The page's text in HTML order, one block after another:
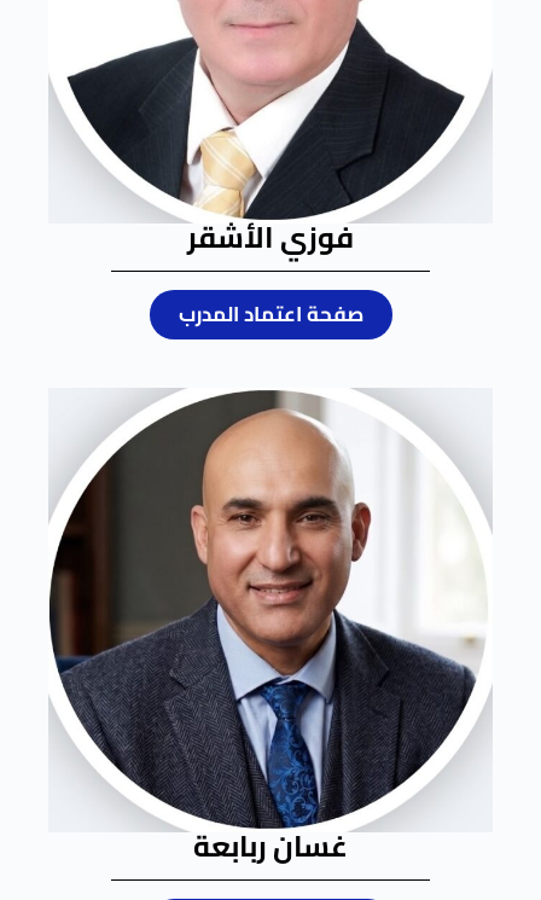
فوزي الأشقر
صفحة اعتماد المدرب
غسان ربابعة